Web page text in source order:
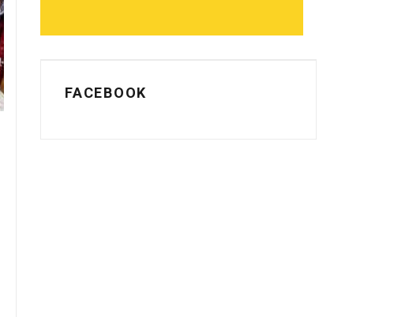
FACEBOOK